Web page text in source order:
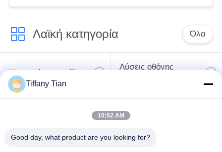
Λαϊκή κατηγορία Όλα
Ψηφιακές πινακίδες
Λύσεις οθόνης
αφής
Tiffany Tian
10:52 AM
Good day, what product are you looking for?